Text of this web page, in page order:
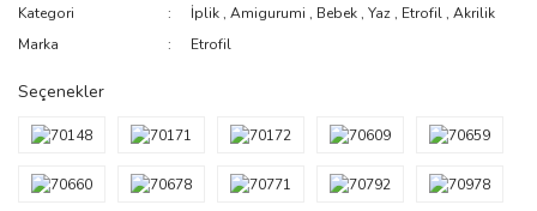
Kategori İplik ,Amigurumi , Bebek ,Yaz , Etrofil,Akrilik
Marka
Etrofil
Seçenekler